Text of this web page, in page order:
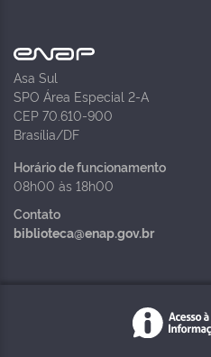
Asa Sul
SPO Área Especial 2-A
CEP 70.610-900
Brasília/DF
Horário de funcionamento
08h00 às 18h00
Contato
biblioteca@enap.gov.br